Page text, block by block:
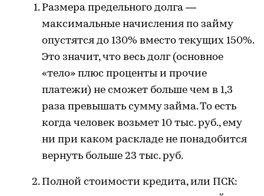
Размера предельного долга —
максимальные начисления по займу
опустятся до 130% вместо текущих 150%.
Это значит, что весь долг (основное
«тело» плюс проценты и прочие
платежи) не сможет больше чем в 1,3
раза превышать сумму займа. То есть
когда человек возьмет 10 тыс. руб., ему
ни при каком раскладе не понадобится
вернуть больше 23 тыс. руб.
Полной стоимости кредита, или ПСК: